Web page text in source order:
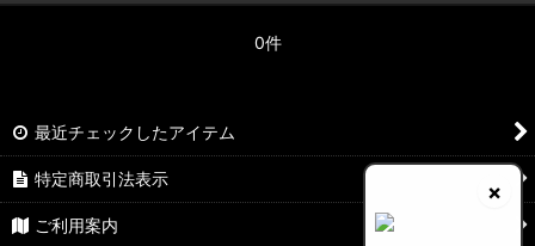
×
0件
最近チェックしたアイテム
特定商取引法表示
ご利用案内